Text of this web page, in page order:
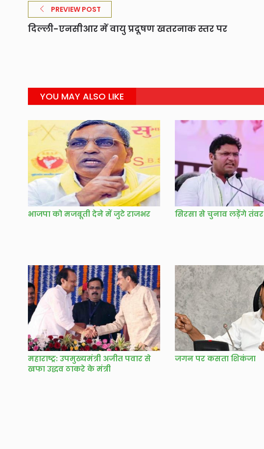
PREVIEW POST
दिल्ली-एनसीआर में वायु प्रदूषण खतरनाक स्तर पर
YOU MAY ALSO LIKE
भाजपा को मजबूती देने में जुटे राजभर सिरसा से चुनाव लड़ेंगे तंवर
महाराष्ट्र: उपमुख्यमंत्री अजीत पवार से
खफा उद्धव ठाकरे के मंत्री
जगन पर कसता शिकंजा